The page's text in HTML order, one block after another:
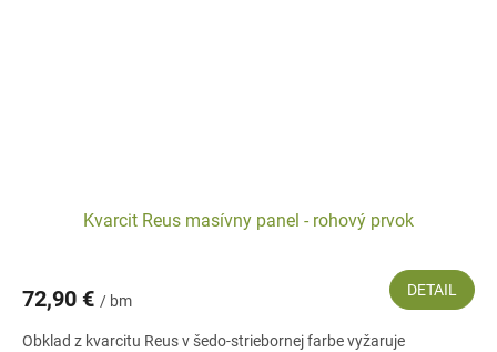
Kvarcit Reus masívny panel - rohový prvok
72,90 € / bm
DETAIL
Obklad z kvarcitu Reus v šedo-striebornej farbe vyžaruje